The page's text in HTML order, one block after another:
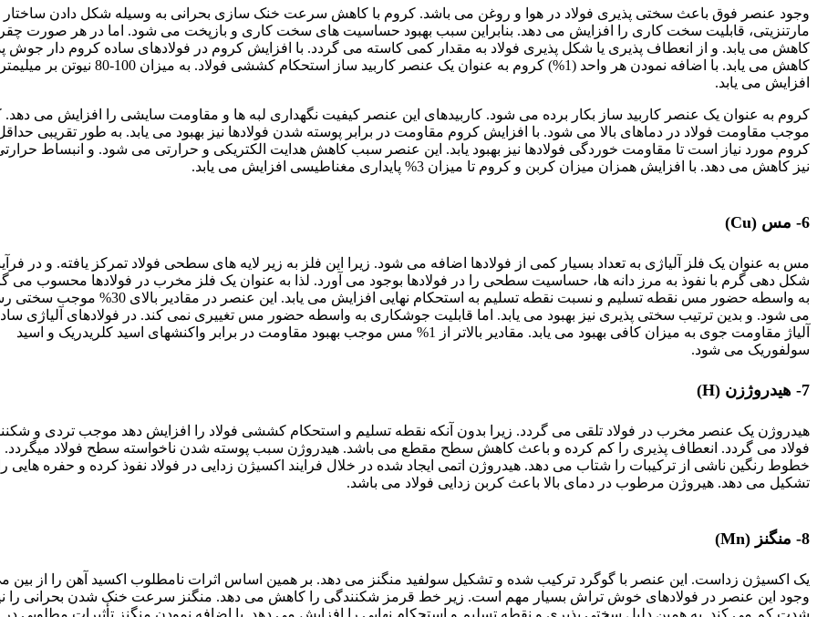
وجود عنصر فوق باعث سختی پذیری فولاد در هوا و روغن می باشد. کروم با کاهش سرعت خنک سازی بحرانی به وسیله شکل دادن ساختار
مارتنزیتی، قابلیت سخت کاری را افزایش می دهد. بنابراین سبب بهبود حساسیت های سخت کاری و بازپخت می شود. اما در هر صورت
کاهش می یابد. و از انعطاف پذیری یا شکل پذیری فولاد به مقدار کمی کاسته می گردد. با افزایش کروم در فولادهای ساده کروم دار جوش
کاهش می یابد. با اضافه نمودن هر واحد (1%) کروم به عنوان یک عنصر کاربید ساز استحکام کششی فولاد.
افزایش می یابد.
کروم به عنوان یک عنصر کاربید ساز بکار برده می شود. کاربیدهای این عنصر کیفیت نگهداری لبه ها و مقاومت سایشی را افزایش می دهد.
کروم مورد نیاز است تا مقاومت خوردگی فولادها نیز بهبود یابد. این عنصر سبب کاهش هدایت الکتریکی و حرارتی می شود. و انبساط حرارتی
نیز کاهش می دهد. با افزایش همزان میزان کربن و کروم تا میزان 3% پایداری مغناطیسی افزایش می یابد.
6- مس (Cu)
مس به عنوان یک فلز آلیاژی به تعداد بسیار کمی از فولادها اضافه می شود. زیرا این فلز به زیر لایه های سطحی فولاد تمرکز یافته. و در
شکل دهی گرم با نفوذ به مرز دانه ها، حساسیت سطحی را در فولادها بوجود می آورد. لذا به عنوان یک فلز مخرب در فولادها محسوب می
به واسطه حضور مس نقطه تسلیم و نسبت نقطه تسلیم به استحکام نهایی افزایش می یابد. این عنصر در
می شود. و بدین ترتیب سختی پذیری نیز بهبود می یابد. اما قابلیت جوشکاری به واسطه حضور مس تغییری نمی کند. در فولادهای آلیاژی
آلیاژ مقاومت جوی به میزان کافی بهبود می یابد. مقادیر بالاتر از 1% مس موجب بهبود مقاومت در برابر واکنشهای اسید کلریدریک و اسید
سولفوریک می شود.
7- هیدروژزن (H)
هیدروژن یک عنصر مخرب در فولاد تلقی می گردد. زیرا بدون آنکه نقطه تسلیم و استحکام کششی فولاد را افزایش دهد موجب تردی و
فولاد می گردد. انعطاف پذیری را کم کرده و باعث کاهش سطح مقطع می باشد. هیدروژن سبب پوسته شدن ناخواسته سطح فولاد میگردد. و
خطوط رنگین ناشی از ترکیبات را شتاب می دهد. هیدروژن اتمی ایجاد شده در خلال فرایند اکسیژن زدایی در فولاد نفوذ کرده و حفره هایی را
تشکیل می دهد. هیروژن مرطوب در دمای بالا باعث کربن زدایی فولاد می باشد.
8- منگنز (Mn)
یک اکسیژن زداست. این عنصر با گوگرد ترکیب شده و تشکیل سولفید منگنز می دهد. بر همین اساس اثرات نامطلوب اکسید آهن را از بین
وجود این عنصر در فولادهای خوش تراش بسیار مهم است. زیر خط قرمز شکنندگی را کاهش می دهد. منگنز سرعت خنک شدن بحرانی را
شدت کم می کند. به همین دلیل سختی پذیری و نقطه تسلیم و استحکام نهایی را افزایش می دهد. با اضافه نمودن منگنز تأثیرات مطلوبی در